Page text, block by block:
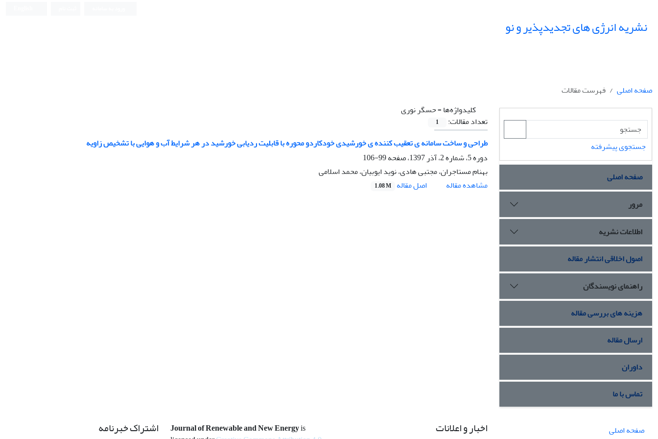
نشریه انرژی های تجدیدپذیر و نو
صفحه اصلی
فهرست مقالات
کلیدواژه‌ها =حسگر نوری
تعداد مقالات:
1
طراحی و ساخت سامانه ی تعقیب کننده ی خورشیدی خودکاردو محوره با قابلیت ردیابی خورشید در هر شرایط آب و هوایی با تشخیص زاویه
دوره 5، شماره 2، آذر 1397، صفحه
99-106
بهنام مستاجران، مجتبی هادی، نوید ایوبیان، محمد اسلامی
مشاهده مقاله
اصل مقاله 1.08 M
جستجوی پیشرفته
صفحه اصلی
مرور
اطلاعات نشریه
اصول اخلاقی انتشار مقاله
راهنمای نویسندگان
هزینه های بررسی مقاله
ارسال مقاله
داوران
تماس با ما
صفحه اصلی
اخبار و اعلانات Journal of Renewable and New Energyis
اشتراک خبرنامه